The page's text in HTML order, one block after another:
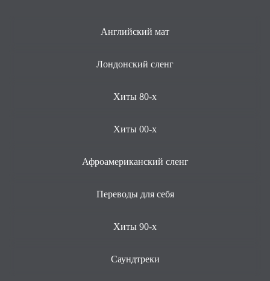
Английский мат
Лондонский сленг
Хиты 80-х
Хиты 00-х
Афроамериканский сленг
Переводы для себя
Хиты 90-х
Саундтреки